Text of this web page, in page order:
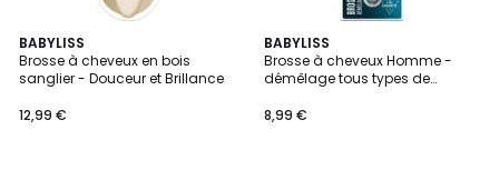
BABYLISS
Brosse à cheveux en bois
sanglier - Douceur et Brillance
12,99 €
BABYLISS
Brosse à cheveux Homme -
démêlage tous types de
8,99 €